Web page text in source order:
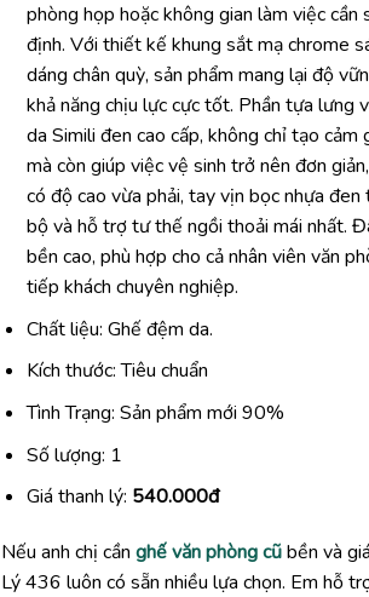
phòng họp hoặc không gian làm việc
định. Với thiết kế khung sắt mạ chrome
dáng chân quỳ, sản phẩm mang lại độ
khả năng chịu lực cực tốt. Phần tựa lưng
da Simili đen cao cấp, không chỉ tạo cảm
mà còn giúp việc vệ sinh trở nên đơn
có độ cao vừa phải, tay vịn bọc nhựa
bộ và hỗ trợ tư thế ngồi thoải mái nhất.
bền cao, phù hợp cho cả nhân viên văn
tiếp khách chuyên nghiệp.
Chất liệu: Ghế đệm da.
Kích thước: Tiêu chuẩn
Tình Trạng: Sản phẩm mới 90%
Số lượng: 1
Giá thanh lý: 540.000đ
Nếu anh chị cần ghế văn phòng cũbền và
Lý 436 luôn có sẵn nhiều lựa chọn. Em hỗ